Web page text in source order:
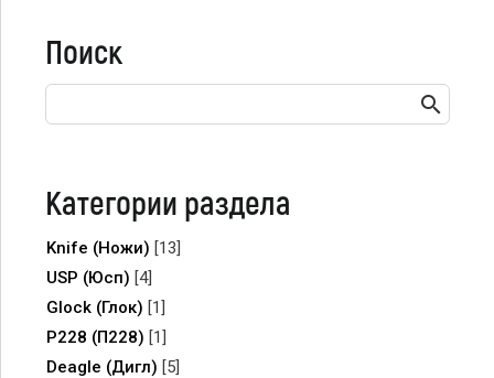
Поиск
Категории раздела
Knife (Ножи) [13]
USP (Юсп) [4]
Glock (Глок) [1]
P228 (П228) [1]
Deagle (Дигл) [5]